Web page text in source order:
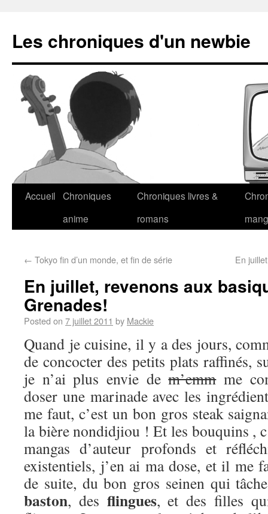
Les chroniques d'un newbie
Accueil Chroniques
anime
Chroniques livres &
romans
← Tokyo fin d’un monde, et fin de série En
En juillet, revenons aux
Grenades!
Posted on 7 juillet 2011 by Mackie
Quand je cuisine, il y a des jours,
de concocter des petits plats raffinés,
je n’ai plus envie dem’emmme
doser une marinade avec les
me faut, c’est un bon gros steak
la bière nondidjiou ! Et les bouquins ,
mangas d’auteur profonds et
existentiels, j’en ai ma dose, et il me
de suite, du bon gros seinen qui
baston, des flingues, et des filles